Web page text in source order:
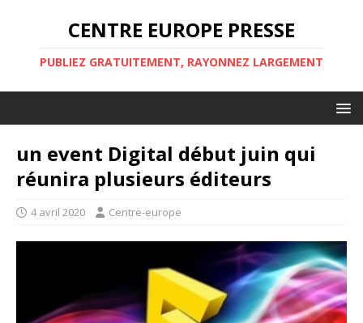
CENTRE EUROPE PRESSE
PUBLIEZ GRATUITEMENT, RAYONNEZ LARGEMENT
un event Digital début juin qui
réunira plusieurs éditeurs
4 avril 2020 Centre-europe